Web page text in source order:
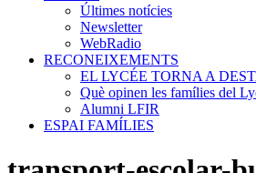
Últimes notícies
Newsletter
WebRadio
RECONEIXEMENTS
EL LYCÉE TORNA A
Què opinen les famílies del
Alumni LFIR
ESPAI FAMÍLIES